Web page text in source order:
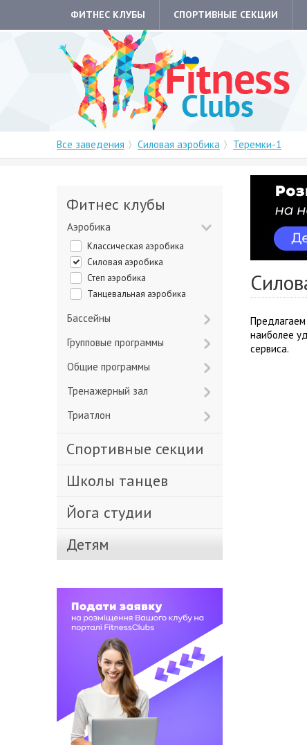
ФИТНЕС КЛУБЫ СПОРТИВНЫЕ СЕКЦИИ
Все заведения Силовая аэробика Теремки-1
наиболее
сервиса.
Фитнес клубы
Аэробика
Классическая аэробика
Силовая аэробика
Степ аэробика
Танцевальная аэробика
Бассейны
Групповые программы
Общие программы
Тренажерный зал
Триатлон
Спортивные секции
Школы танцев
Йога студии
Детям